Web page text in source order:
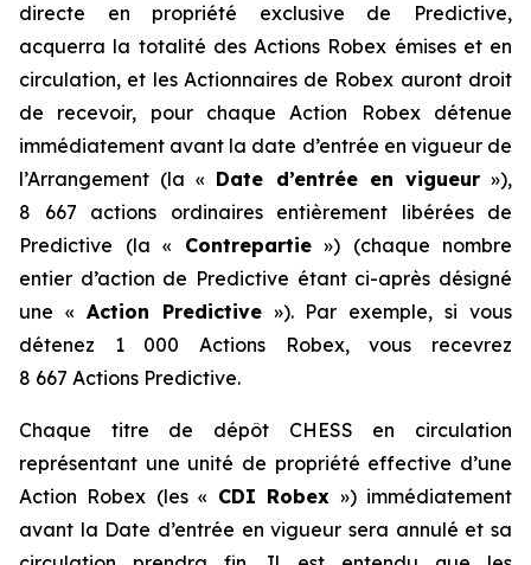
directe en propriété exclusive de Predictive,
acquerra la totalité des Actions Robex émises et en
circulation, et les Actionnaires de Robex auront droit
de recevoir, pour chaque Action Robex détenue
immédiatement avant la date d’entrée en vigueur de
l’Arrangement (la « Date d’entrée en vigueur»),
8 667 actions ordinaires entièrement libérées de
Predictive (la « Contrepartie») (chaque nombre
entier d’action de Predictive étant ci-après désigné
une « Action Predictive»). Par exemple, si vous
détenez 1 000 Actions Robex, vous recevrez
8 667 Actions Predictive.
Chaque titre de dépôt CHESS en circulation
représentant une unité de propriété effective d’une
Action Robex (les « CDI Robex ») immédiatement
avant la Date d’entrée en vigueur sera annulé et sa